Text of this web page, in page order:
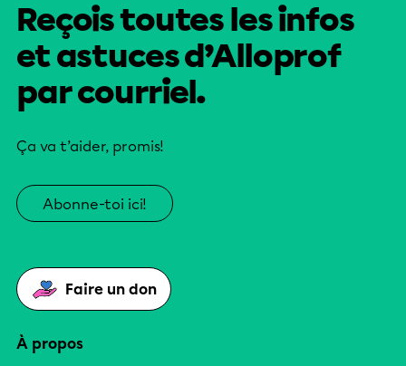
Reçois toutes les infos
et astuces d’Alloprof
par courriel.
Ça va t’aider, promis!
Abonne-toi ici!
Faire un don
À propos